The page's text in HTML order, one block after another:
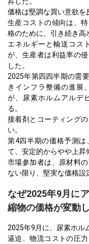
価格は堅調な買い意欲を
生産コストの傾向は、
格のために、引き続き高
エネルギーと輸送コス
が、生産者は利益率の
した。
2025年第四四半期の需
きインフラ整備の進展
が、尿素ホルムアルデ
る。
接着剤とコーティング
い。
第4四半期の価格予測は
て、安定的からやや上昇
市場参加者は、原材料
ない限り、堅実な価格設
なぜ2025年9月に
縮物の価格が変動
2025年9月に、尿素ホル
逼迫、物流コストの圧